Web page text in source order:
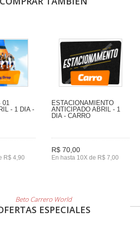
01
- 1 DIA -
R$ 4,90
ESTACIONAMIENTO
ANTICIPADO ABRIL - 1
DIA - CARRO
R$ 70,00
En hasta 10X de R$ 7,00
Beto Carrero World
ESPECIALES